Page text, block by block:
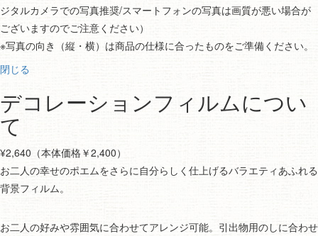
ジタルカメラでの写真推奨/スマートフォンの写真は画質が悪い場合が
ございますのでご注意ください）
※写真の向き（縦・横）は商品の仕様に合ったものをご準備ください。
閉じる
デコレーションフィルムについ
て
¥2,640（本体価格￥2,400）
お二人の幸せのポエムをさらに自分らしく仕上げるバラエティあふれる
背景フィルム。
お二人の好みや雰囲気に合わせてアレンジ可能。引出物用のしに合わせ